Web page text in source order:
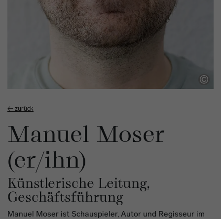
Workshop
← zurück
Manuel Moser
(er/ihn)
Künstlerische Leitung,
Geschäftsführung
Manuel Moser ist Schauspieler, Autor und Regisseur im